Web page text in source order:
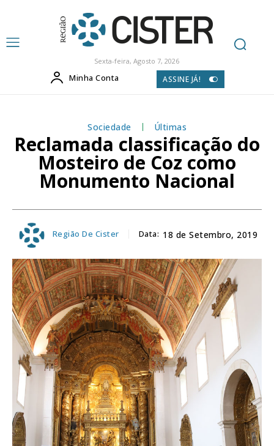
Sexta-feira, Agosto 7, 2026
Minha Conta ASSINE JÁ!
Sociedade Últimas
Reclamada classificação do
Mosteiro de Coz como
Monumento Nacional
Região De Cister Data: 18 de Setembro, 2019